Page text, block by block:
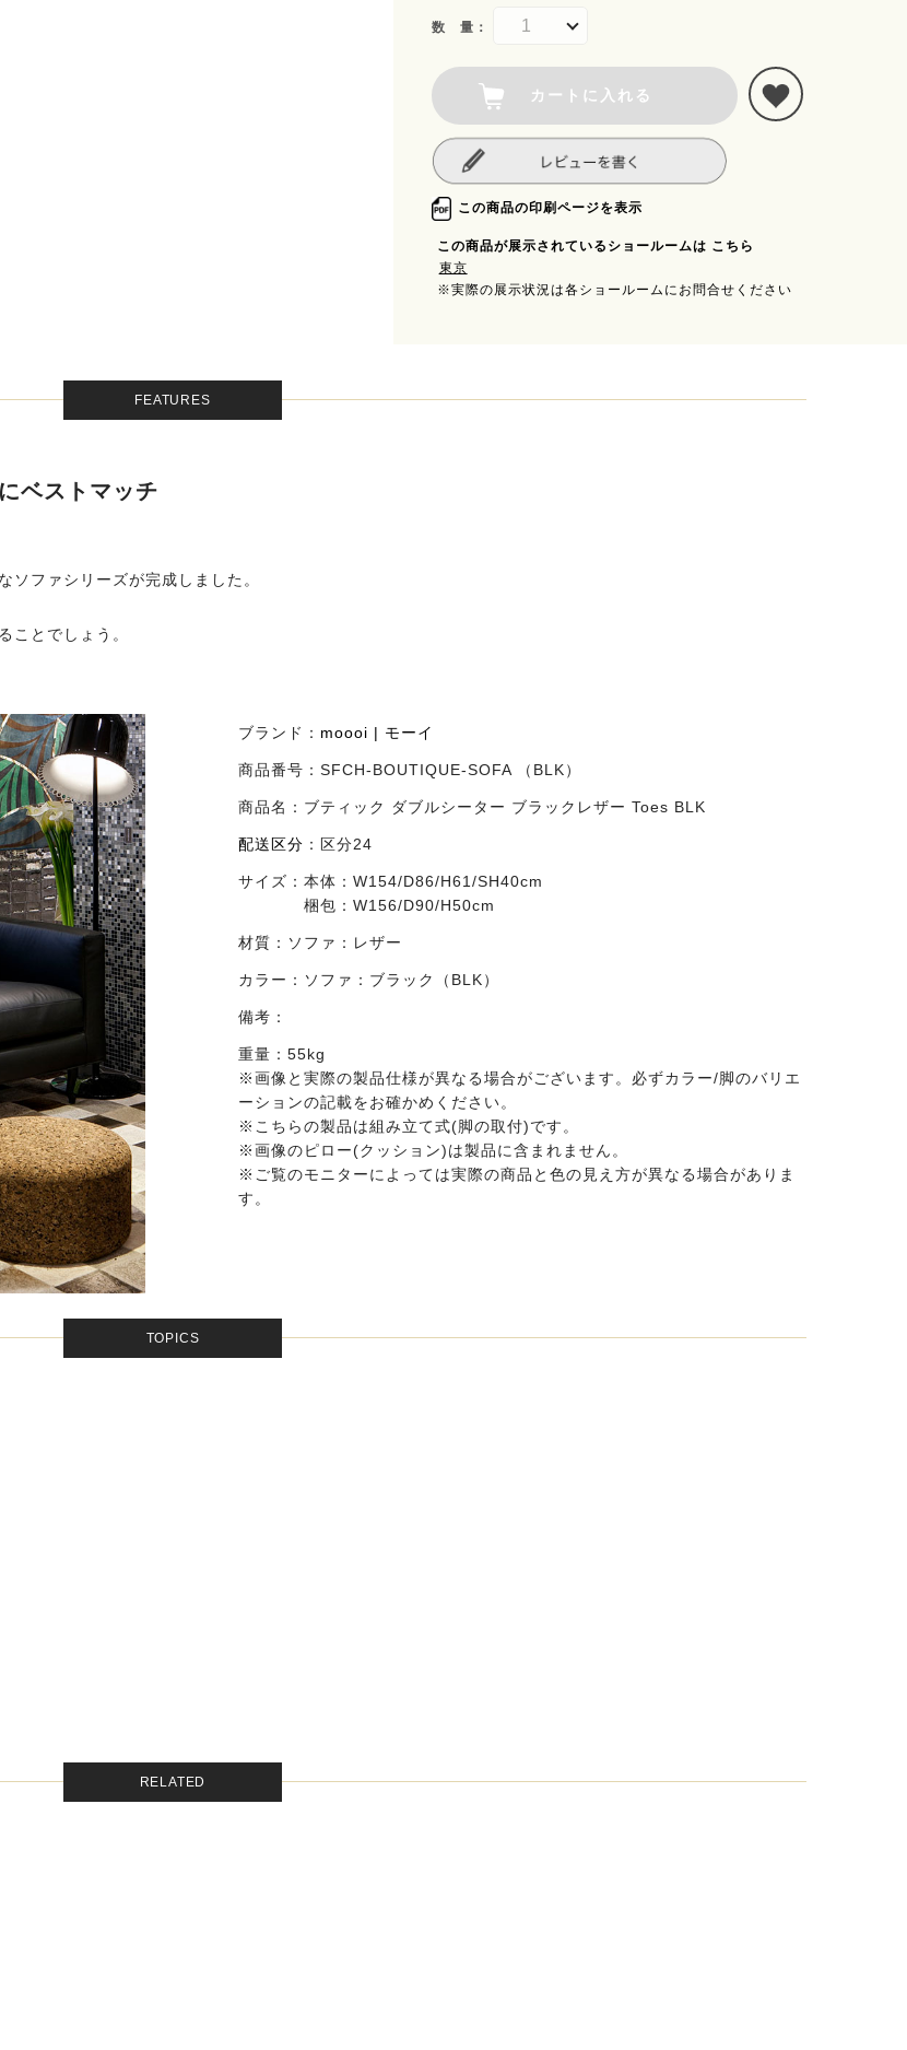
数 量：
カートに入れる
この商品の印刷ページを表示
この商品が展示されているショールームは こちら
東京
※実際の展示状況は各ショールームにお問合せください
FEATURES
ベストマッチ
ソファシリーズが完成しました。
ことでしょう。
ブランド： moooi | モーイ
商品番号： SFCH-BOUTIQUE-SOFA （BLK）
商品名： ブティック ダブルシーター ブラックレザー Toes BLK
配送区分 ： 区分24
サイズ： 本体：W154/D86/H61/SH40cm
梱包：W156/D90/H50cm
材質： ソファ：レザー
カラー： ソファ：ブラック（BLK）
備考：
重量：55kg
※画像と実際の製品仕様が異なる場合がございます。必ずカラー/脚のバリエ
ーションの記載をお確かめください。
※こちらの製品は組み立て式(脚の取付)です。
※画像のピロー(クッション)は製品に含まれません。
※ご覧のモニターによっては実際の商品と色の見え方が異なる場合がありま
す。
TOPICS
RELATED